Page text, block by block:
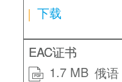
下载
EAC证书
俄语
PDF
1.7 MB